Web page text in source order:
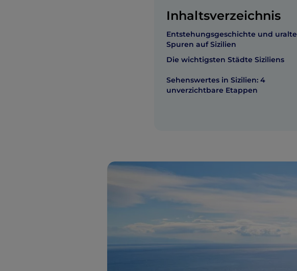
Inhaltsverzeichnis
Entstehungsgeschichte und uralte
Spuren auf Sizilien
Die wichtigsten Städte Siziliens
Sehenswertes in Sizilien: 4
unverzichtbare Etappen